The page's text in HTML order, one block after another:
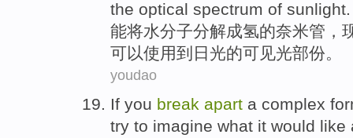
the optical spectrum of sunlight
能将水分子分解成氢的奈米管 ，
可以使用到日光的可见光部份。
youdao
If you break apart a complex
try to imagine what it would like